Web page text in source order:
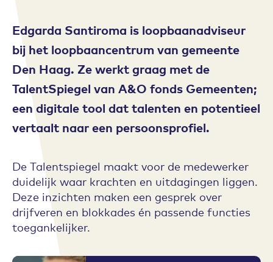
Edgarda Santiroma is loopbaanadviseur
bij het loopbaancentrum van gemeente
Den Haag. Ze werkt graag met de
TalentSpiegel van A&O fonds Gemeenten;
een digitale tool dat talenten en potentieel
vertaalt naar een persoonsprofiel.
De Talentspiegel maakt voor de medewerker
duidelijk waar krachten en uitdagingen liggen.
Deze inzichten maken een gesprek over
drijfveren en blokkades én passende functies
toegankelijker.